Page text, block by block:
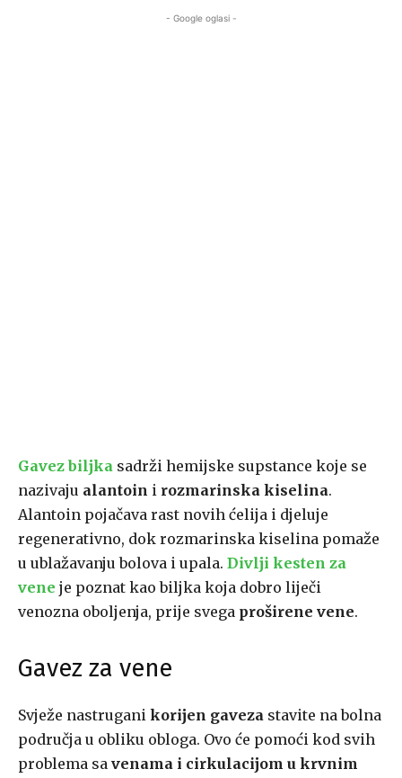
- Google oglasi -
Gavez biljka sadrži hemijske supstance koje se
nazivaju alantoin i rozmarinska kiselina.
Alantoin pojačava rast novih ćelija i djeluje
regenerativno, dok rozmarinska kiselina pomaže
u ublažavanju bolova i upala. Divlji kesten za
vene je poznat kao biljka koja dobro liječi
venozna oboljenja, prije svega proširene vene.
Gavez za vene
Svježe nastrugani korijen gaveza stavite na bolna
područja u obliku obloga. Ovo će pomoći kod svih
problema sa venama i cirkulacijom u krvnim